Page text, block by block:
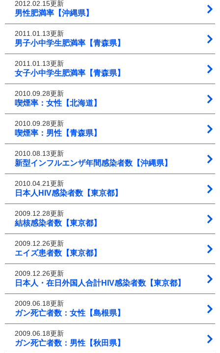
2012.02.15更新
男性肥満率【沖縄県】
2011.01.13更新
男子小中学生肥満率【青森県】
2011.01.13更新
女子小中学生肥満率【青森県】
2010.09.28更新
喫煙率：女性【北海道】
2010.09.28更新
喫煙率：男性【青森県】
2010.08.13更新
新型インフルエンザ年間感染者数【沖縄県】
2010.04.21更新
日本人HIV感染者数【東京都】
2009.12.28更新
結核感染者数【東京都】
2009.12.26更新
エイズ患者数【東京都】
2009.12.26更新
日本人・在日外国人合計HIV感染者数【東京都】
2009.06.18更新
ガン死亡者数：女性【島根県】
2009.06.18更新
ガン死亡者数：男性【秋田県】